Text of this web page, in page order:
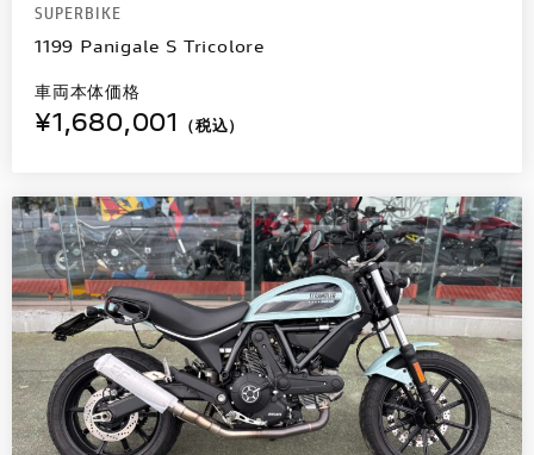
SUPERBIKE
1199 Panigale S Tricolore
車両本体価格
¥1,680,001 （税込）